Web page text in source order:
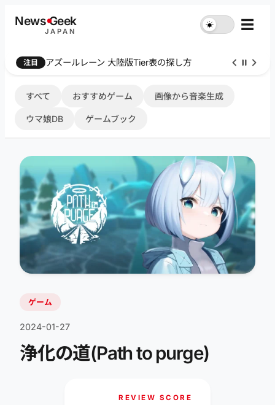
NewsGeek
JAPAN
☀︎ ☰
注目 Farthest Frontier 序盤攻略
すべて おすすめゲーム 画像から音楽生成
ウマ娘DB ゲームブック
ゲーム
2024-01-27
浄化の道(Path to purge)
REVIEW SCORE